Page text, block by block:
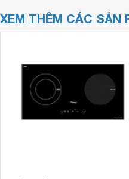
XEM THÊM CÁC